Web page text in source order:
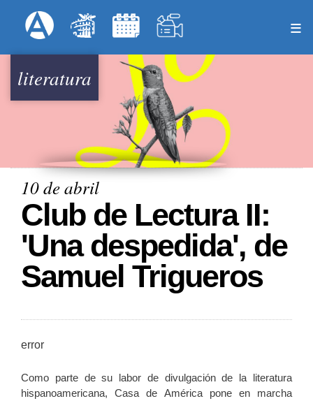
al
principal
Menú Superior
literatura
10 de abril
Club de Lectura II:
'Una despedida', de
Samuel Trigueros
error
Como parte de su labor de divulgación de la literatura
hispanoamericana, Casa de América pone en marcha